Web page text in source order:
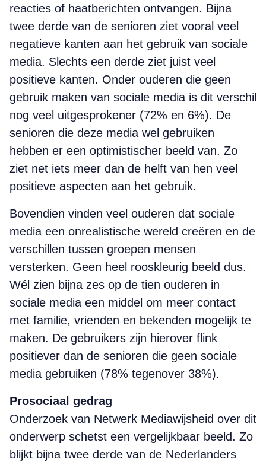
reacties of haatberichten ontvangen. Bijna
twee derde van de senioren ziet vooral veel
negatieve kanten aan het gebruik van sociale
media. Slechts een derde ziet juist veel
positieve kanten. Onder ouderen die geen
gebruik maken van sociale media is dit verschil
nog veel uitgesprokener (72% en 6%). De
senioren die deze media wel gebruiken
hebben er een optimistischer beeld van. Zo
ziet net iets meer dan de helft van hen veel
positieve aspecten aan het gebruik.
Bovendien vinden veel ouderen dat sociale
media een onrealistische wereld creëren en de
verschillen tussen groepen mensen
versterken. Geen heel rooskleurig beeld dus.
Wél zien bijna zes op de tien ouderen in
sociale media een middel om meer contact
met familie, vrienden en bekenden mogelijk te
maken. De gebruikers zijn hierover flink
positiever dan de senioren die geen sociale
media gebruiken (78% tegenover 38%).
Prosociaal gedrag
Onderzoek van Netwerk Mediawijsheid over dit
onderwerp schetst een vergelijkbaar beeld. Zo
blijkt bijna twee derde van de Nederlanders